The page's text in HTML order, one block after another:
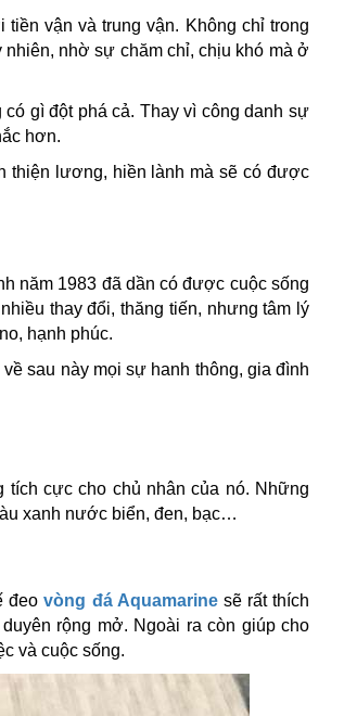
vận và trung vận. Không chỉ trong
nhờ sự chăm chỉ, chịu khó mà ở
gì đột phá cả. Thay vì công danh sự
hơn.
thiện lương, hiền lành mà sẽ có được
năm 1983 đã dần có được cuộc sống
thay đổi, thăng tiến, nhưng tâm lý
hạnh phúc.
sau này mọi sự hanh thông, gia đình
cực cho chủ nhân của nó. Những
xanh nước biển, đen, bạc…
đeovòng đá Aquamarine sẽ rất thích
rộng mở. Ngoài ra còn giúp cho
và cuộc sống.